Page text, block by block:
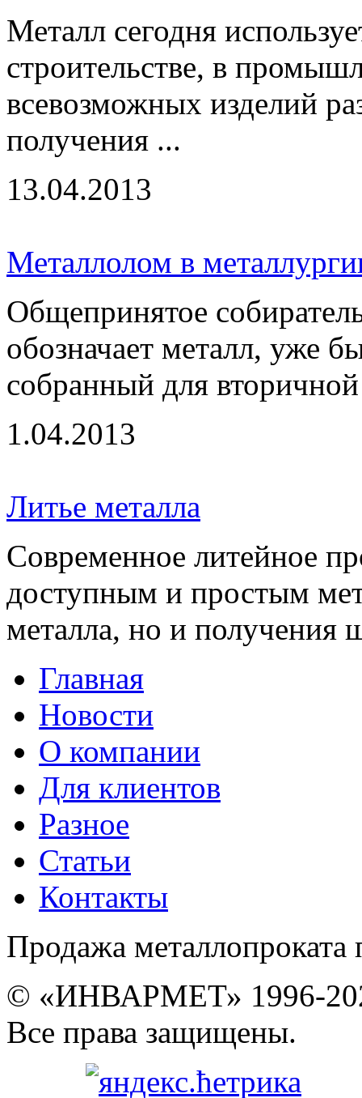
Металл сегодня
строительстве, в
всевозможных изделий
получения ...
13.04.2013
Металлолом в
Общепринятое
обозначает металл, уже
собранный для
1.04.2013
Литье металла
Современное литейное
доступным и простым
металла, но и получения
Главная
Новости
О компании
Для клиентов
Разное
Статьи
Контакты
Продажа металлопроката
© «ИНВАРМЕТ» 1996-
Все права защищены.